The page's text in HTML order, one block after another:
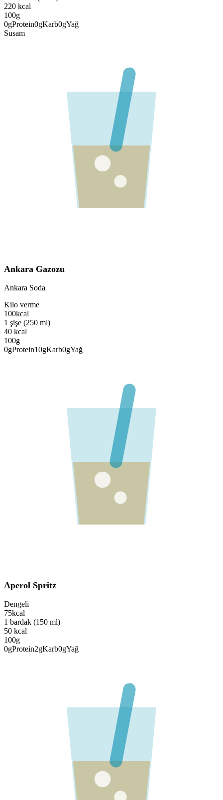
220 kcal
100g
0gProtein0gKarb0gYağ
Susam
Ankara Gazozu
Ankara Soda
Kilo verme
100kcal
1 şişe (250 ml)
40 kcal
100g
0gProtein10gKarb0gYağ
Aperol Spritz
Dengeli
75kcal
1 bardak (150 ml)
50 kcal
100g
0gProtein2gKarb0gYağ